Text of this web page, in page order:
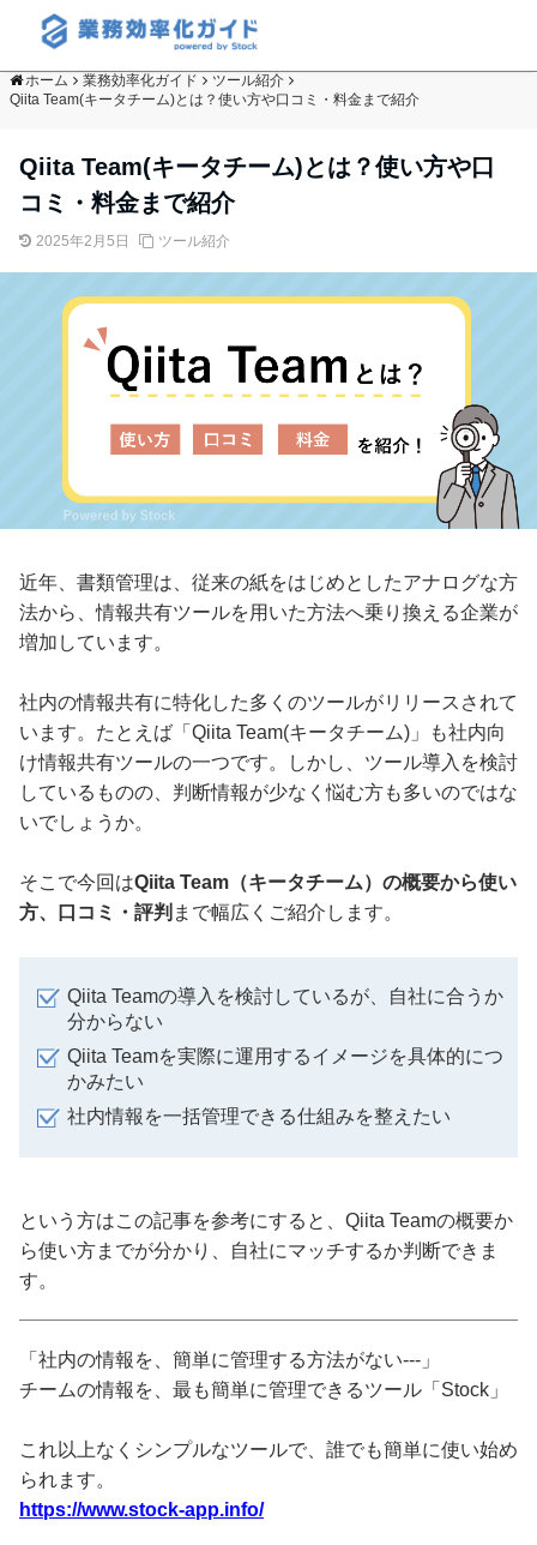
ホーム 業務効率化ガイド
ツール紹介
Qiita Team(キータチーム)とは？使い方や口コミ・料金まで紹介
Qiita Team(キータチーム)とは？使い方や口
コミ・料金まで紹介
2025年2月5日 ツール紹介
近年、書類管理は、従来の紙をはじめとしたアナログな方
法から、情報共有ツールを用いた方法へ乗り換える企業が
増加しています。
社内の情報共有に特化した多くのツールがリリースされて
います。たとえば「Qiita Team(キータチーム)」も社内向
け情報共有ツールの一つです。しかし、ツール導入を検討
しているものの、判断情報が少なく悩む方も多いのではな
いでしょうか。
そこで今回はQiita Team（キータチーム）の概要から使い
方、口コミ・評判 まで幅広くご紹介します。
Qiita Teamの導入を検討しているが、自社に合うか
分からない
Qiita Teamを実際に運用するイメージを具体的につ
かみたい
社内情報を一括管理できる仕組みを整えたい
という方はこの記事を参考にすると、Qiita Teamの概要か
ら使い方までが分かり、自社にマッチするか判断できま
す。
「社内の情報を、簡単に管理する方法がない---」
チームの情報を、最も簡単に管理できるツール「Stock」
これ以上なくシンプルなツールで、誰でも簡単に使い始め
られます。
https://www.stock-app.info/